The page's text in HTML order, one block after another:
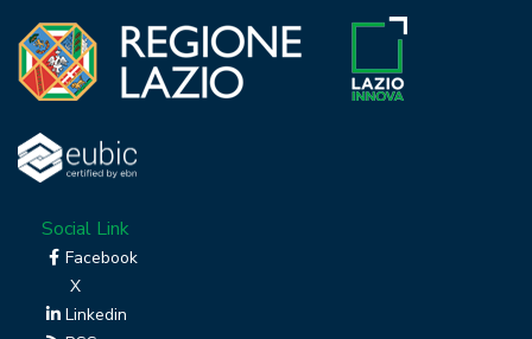
Social Link
Facebook
X
Linkedin